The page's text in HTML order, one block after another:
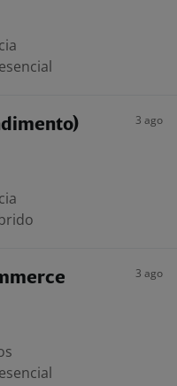
3 ago
3 ago